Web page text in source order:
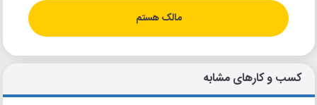
مالک هستم
کسب و کارهای مشابه